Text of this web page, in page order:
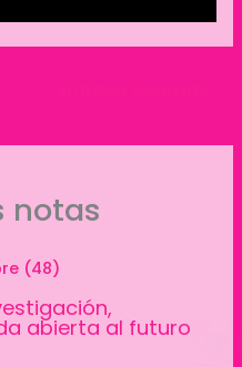
notas
abierta al futuro